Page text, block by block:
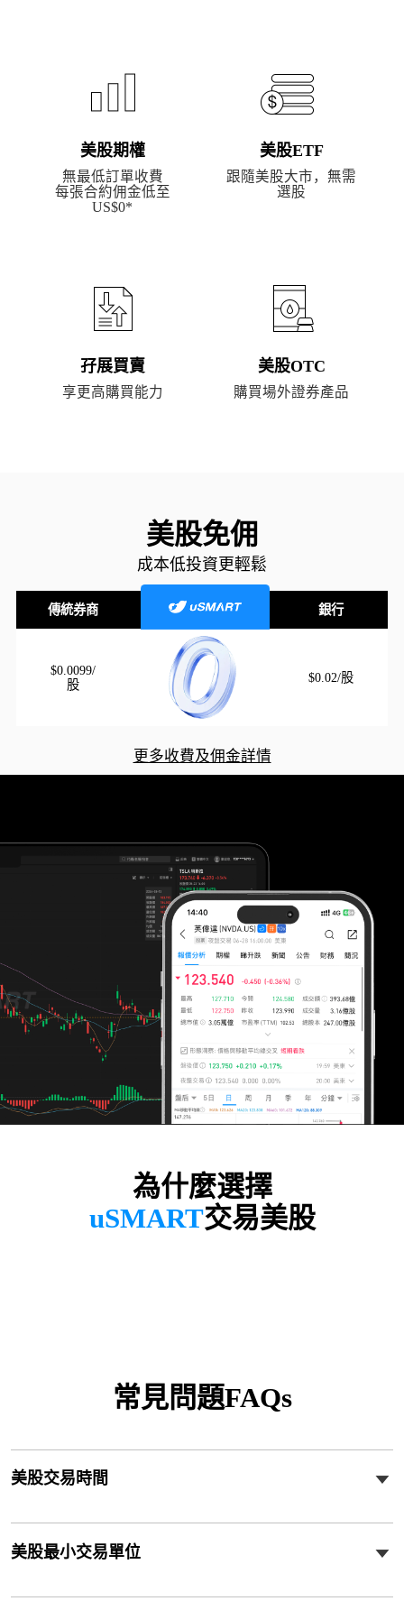
美股期權
無最低訂單收費
每張合約佣金低至
US$0*
美股ETF
跟隨美股大市，無需
選股
孖展買賣
享更高購買能力
美股OTC
購買場外證券產品
美股免佣
成本低投資更輕鬆
傳統券商 銀行
$0.0099/
股
$0.02/股
更多收費及佣金詳情
為什麼選擇
uSMART交易美股
常見問題FAQs
美股交易時間
美股最小交易單位